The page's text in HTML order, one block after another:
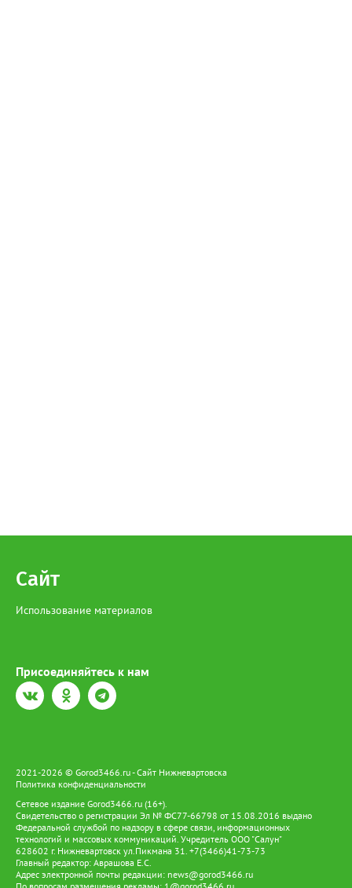
Сайт
Использование материалов
Присоединяйтесь к нам
2021-2026 © Gorod3466.ru - Сайт Нижневартовска
Политика конфиденциальности
Сетевое издание Gorod3466.ru (16+).
Свидетельство о регистрации Эл № ФС77-66798 от 15.08.2016 выдано
Федеральной службой по надзору в сфере связи, информационных
технологий и массовых коммуникаций. Учредитель ООО "Салун"
628602 г. Нижневартовск ул.Пикмана 31. +7(3466)41-73-73
Главный редактор: Аврашова Е.С.
Адрес электронной почты редакции: news@gorod3466.ru